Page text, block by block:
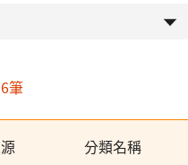
筆
分類名稱